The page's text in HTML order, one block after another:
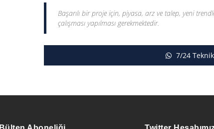
Başarılı bir proje için, piyasa, arz ve talep, yeni
çalışması yapılması gerekmektedir.
7/24